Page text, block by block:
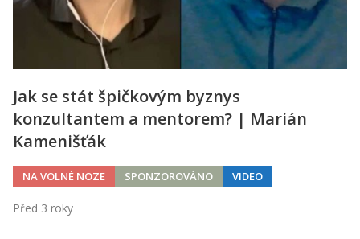
Jak se stát špičkovým byznys
konzultantem a mentorem? | Marián
Kamenišťák
NA VOLNÉ NOZE SPONZOROVÁNO VIDEO
Před 3 roky